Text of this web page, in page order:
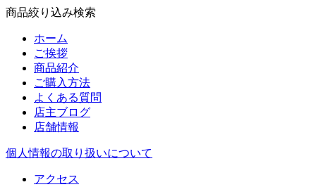
商品絞り込み検索
ホーム
ご挨拶
商品紹介
ご購入方法
よくある質問
店主ブログ
店舗情報
個人情報の取り扱いについて
アクセス